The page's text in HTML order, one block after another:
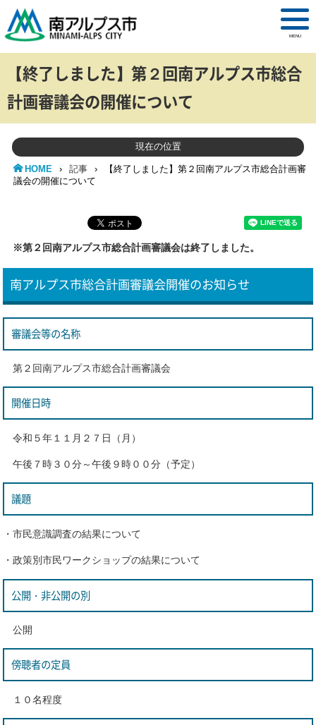
MENU
【終了しました】第２回南アルプス市総合
計画審議会の開催について
現在の位置
HOME › 記事 ›
【終了しました】第２回南アルプス市総合計画審
議会の開催について
※第２回南アルプス市総合計画審議会は終了しました。
南アルプス市総合計画審議会開催のお知らせ
審議会等の名称
第２回南アルプス市総合計画審議会
開催日時
令和５年１１月２７日（月）
午後７時３０分～午後９時００分（予定）
議題
・市民意識調査の結果について
・政策別市民ワークショップの結果について
公開・非公開の別
公開
傍聴者の定員
１０名程度